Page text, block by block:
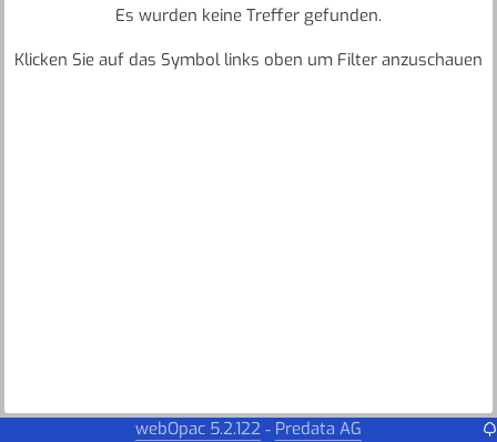
Es wurden keine Treffer gefunden.
Klicken Sie auf das Symbol links oben um Filter anzuschauen
webOpac 5.2.122 - Predata AG